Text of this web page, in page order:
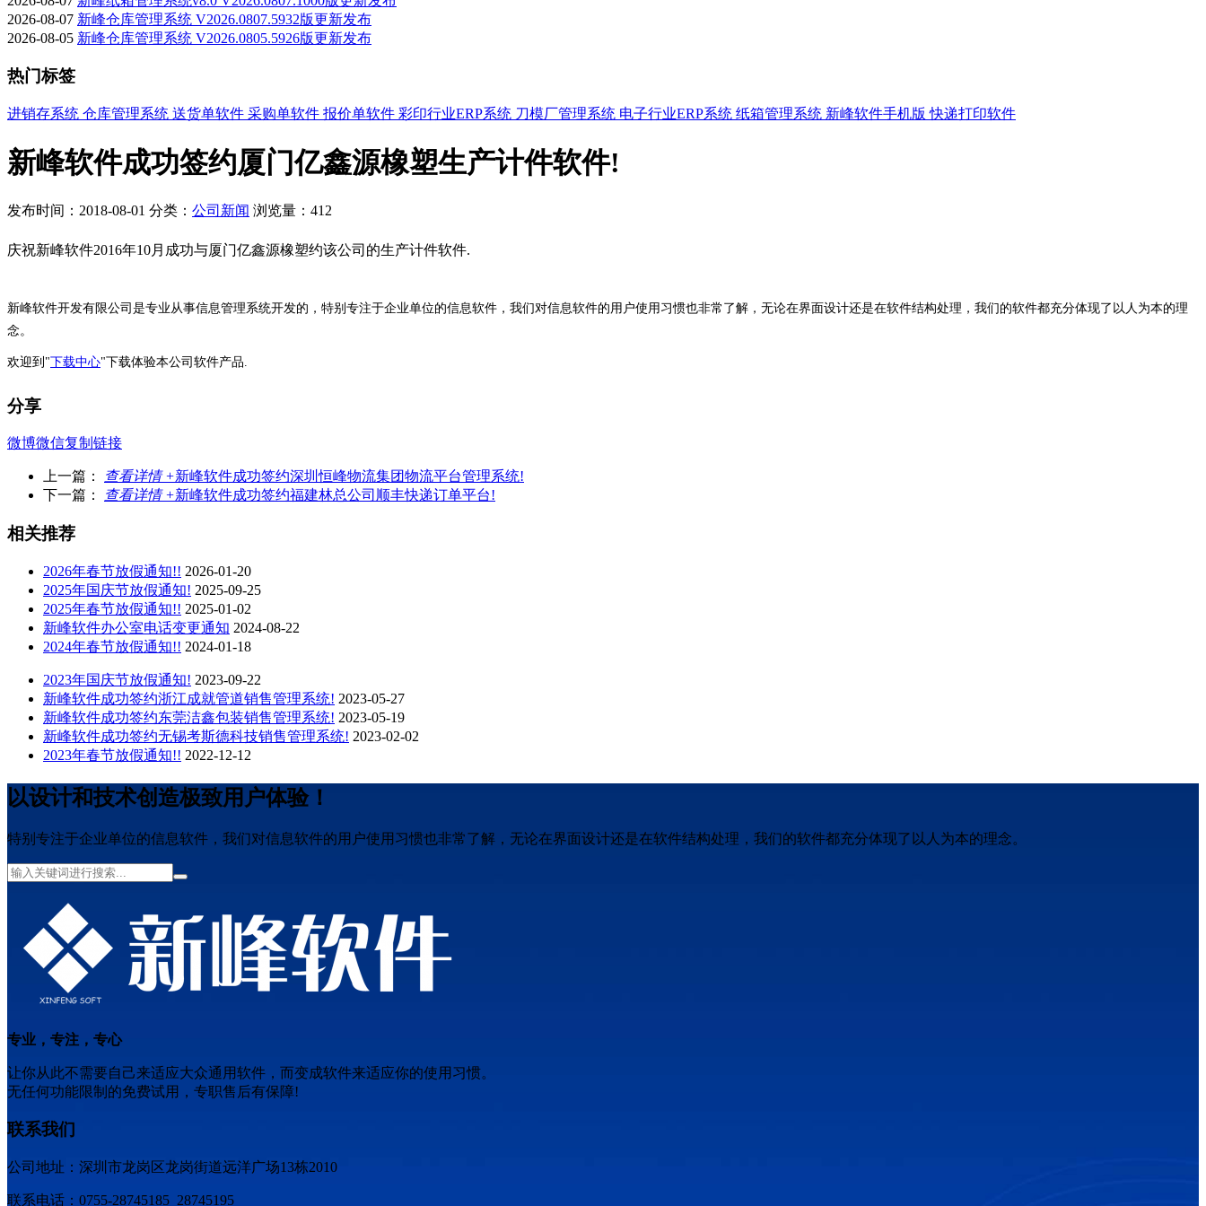
2026-08-07 新峰仓库管理系统 V2026.0807.5932版更新发布
2026-08-05 新峰仓库管理系统 V2026.0805.5926版更新发布
热门标签
进销存系统 仓库管理系统 送货单软件 采购单软件 报价单软件 彩印行业ERP系统 刀模厂管理系统 电子行业ERP系统 纸箱管理系统 新峰软件手机版快递打印软件
新峰软件成功签约厦门亿鑫源橡塑生产计件软件!
发布时间：2018-08-01 分类： 公司新闻 浏览量：412
庆祝新峰软件2016年10月成功与厦门亿鑫源橡塑约该公司的生产计件软件.
新峰软件开发有限公司是专业从事信息管理系统开发的，特别专注于企业单位的信息软件，我们对信息软件的用户使用习惯也非常了解，无论在界面设计还是在软件结构处理，我们的软件都充分体现了以人为本的理
念。
欢迎到"下载中心"下载体验本公司软件产品.
分享
微博微信复制链接
上一篇： 查看详情 +新峰软件成功签约深圳恒峰物流集团物流平台管理系统!
下一篇：
查看详情 +新峰软件成功签约福建林总公司顺丰快递订单平台!
相关推荐
2026年春节放假通知!! 2026-01-20
2025年国庆节放假通知! 2025-09-25
2025年春节放假通知!! 2025-01-02
新峰软件办公室电话变更通知 2024-08-22
2024年春节放假通知!! 2024-01-18
2023年国庆节放假通知! 2023-09-22
新峰软件成功签约浙江成就管道销售管理系统! 2023-05-27
新峰软件成功签约东莞洁鑫包装销售管理系统! 2023-05-19
新峰软件成功签约无锡考斯德科技销售管理系统! 2023-02-02
2023年春节放假通知!! 2022-12-12
以设计和技术创造极致用户体验！
特别专注于企业单位的信息软件，我们对信息软件的用户使用习惯也非常了解，无论在界面设计还是在软件结构处理，我们的软件都充分体现了以人为本的理念。
专业，专注，专心
让你从此不需要自己来适应大众通用软件，而变成软件来适应你的使用习惯。
无任何功能限制的免费试用，专职售后有保障!
联系我们
公司地址：深圳市龙岗区龙岗街道远洋广场13栋2010
联系电话：0755-28745185 28745195